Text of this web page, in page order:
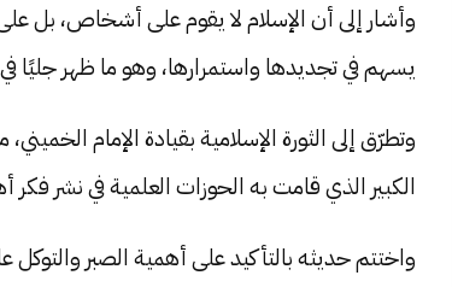
وأشار إلى أن الإسلام لا يقوم على أشخاص، بل
يسهم في تجديدها واستمرارها، وهو ما ظهر جليًا
وتطرّق إلى الثورة الإسلامية بقيادة الإمام
الكبير الذي قامت به الحوزات العلمية في نشر
واختتم حديثه بالتأكيد على أهمية الصبر